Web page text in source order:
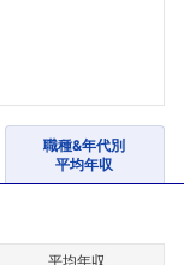
職種&年代別
平均年収
平均年収